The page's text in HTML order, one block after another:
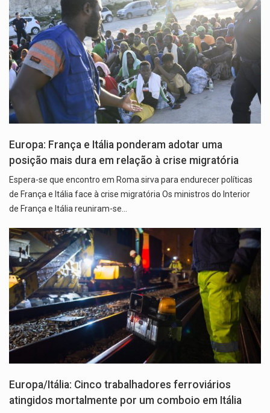
Europa: França e Itália ponderam adotar uma
posição mais dura em relação à crise migratória
Espera-se que encontro em Roma sirva para endurecer políticas
de França e Itália face à crise migratória Os ministros do Interior
de França e Itália reuniram-se…
Europa/Itália: Cinco trabalhadores ferroviários
atingidos mortalmente por um comboio em Itália